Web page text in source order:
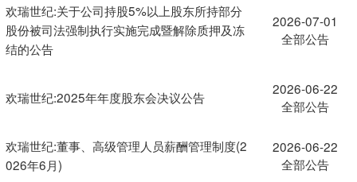
欢瑞世纪:关于公司持股5%以上股东所持部分
股份被司法强制执行实施完成暨解除质押及冻
结的公告
2026-07-01
全部公告
欢瑞世纪:2025年年度股东会决议公告
2026-06-22
全部公告
欢瑞世纪:董事、高级管理人员薪酬管理制度(2
026年6月)
2026-06-22
全部公告